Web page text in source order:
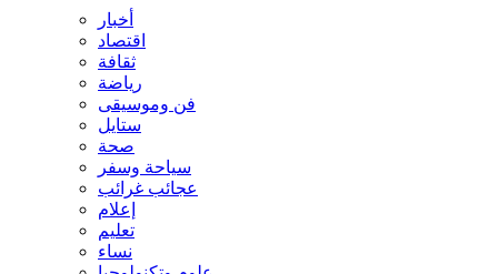
أخبار
اقتصاد
ثقافة
رياضة
فن وموسيقى
ستايل
صحة
سياحة وسفر
عجائب غرائب
إعلام
تعليم
نساء